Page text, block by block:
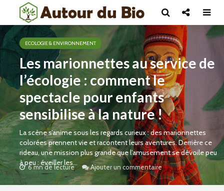
ECOLOGIE & ENVIRONNEMENT
Les marionnettes au service de
l’écologie : comment le
spectacle pour enfants
sensibilise à la nature !
La scène s’anime sous les regards curieux : des marionnettes
colorées prennent vie et racontent leurs aventures. Derrière ce
rideau, une mission plus grande que l’amusement se dévoile peu
à peu : éveiller les...
6 mn de lecture Ajouter un commentaire